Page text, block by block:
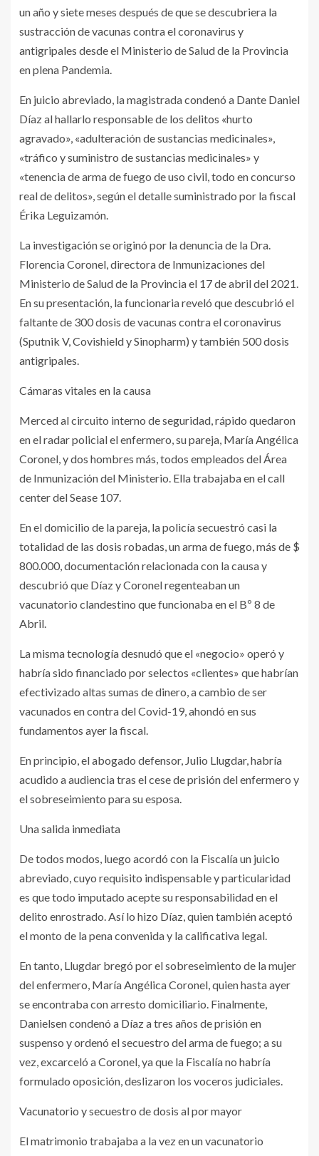
un año y siete meses después de que se descubriera la
sustracción de vacunas contra el coronavirus y
antigripales desde el Ministerio de Salud de la Provincia
en plena Pandemia.
En juicio abreviado, la magistrada condenó a Dante Daniel
Díaz al hallarlo responsable de los delitos «hurto
agravado», «adulteración de sustancias medicinales»,
«tráfico y suministro de sustancias medicinales» y
«tenencia de arma de fuego de uso civil, todo en concurso
real de delitos», según el detalle suministrado por la fiscal
Érika Leguizamón.
La investigación se originó por la denuncia de la Dra.
Florencia Coronel, directora de Inmunizaciones del
Ministerio de Salud de la Provincia el 17 de abril del 2021.
En su presentación, la funcionaria reveló que descubrió el
faltante de 300 dosis de vacunas contra el coronavirus
(Sputnik V, Covishield y Sinopharm) y también 500 dosis
antigripales.
Cámaras vitales en la causa
Merced al circuito interno de seguridad, rápido quedaron
en el radar policial el enfermero, su pareja, María Angélica
Coronel, y dos hombres más, todos empleados del Área
de Inmunización del Ministerio. Ella trabajaba en el call
center del Sease 107.
En el domicilio de la pareja, la policía secuestró casi la
totalidad de las dosis robadas, un arma de fuego, más de $
800.000, documentación relacionada con la causa y
descubrió que Díaz y Coronel regenteaban un
vacunatorio clandestino que funcionaba en el Bº 8 de
Abril.
La misma tecnología desnudó que el «negocio» operó y
habría sido financiado por selectos «clientes» que habrían
efectivizado altas sumas de dinero, a cambio de ser
vacunados en contra del Covid-19, ahondó en sus
fundamentos ayer la fiscal.
En principio, el abogado defensor, Julio Llugdar, habría
acudido a audiencia tras el cese de prisión del enfermero y
el sobreseimiento para su esposa.
Una salida inmediata
De todos modos, luego acordó con la Fiscalía un juicio
abreviado, cuyo requisito indispensable y particularidad
es que todo imputado acepte su responsabilidad en el
delito enrostrado. Así lo hizo Díaz, quien también aceptó
el monto de la pena convenida y la calificativa legal.
En tanto, Llugdar bregó por el sobreseimiento de la mujer
del enfermero, María Angélica Coronel, quien hasta ayer
se encontraba con arresto domiciliario. Finalmente,
Danielsen condenó a Díaz a tres años de prisión en
suspenso y ordenó el secuestro del arma de fuego; a su
vez, excarceló a Coronel, ya que la Fiscalía no habría
formulado oposición, deslizaron los voceros judiciales.
Vacunatorio y secuestro de dosis al por mayor
El matrimonio trabajaba a la vez en un vacunatorio